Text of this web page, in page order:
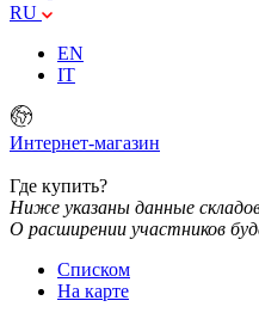
RU
EN
IT
Интернет-магазин
Где купить?
Ниже указаны данные
О расширении участников
Списком
На карте